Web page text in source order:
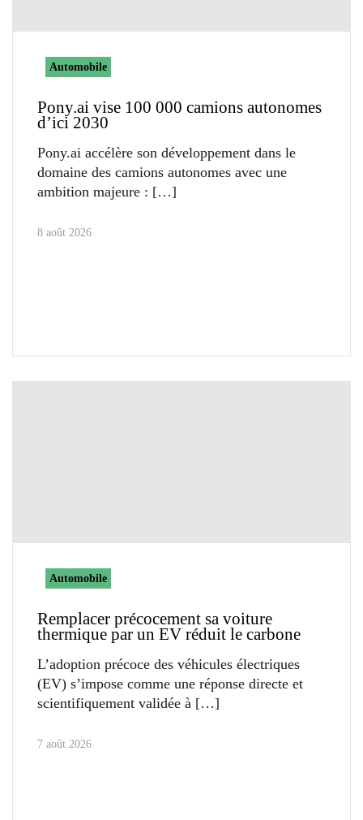
Automobile
Pony.ai vise 100 000 camions autonomes
d’ici 2030
Pony.ai accélère son développement dans le
domaine des camions autonomes avec une
ambition majeure :
8 août 2026
Automobile
Remplacer précocement sa voiture
thermique par un EV réduit le carbone
L’adoption précoce des véhicules électriques
(EV) s’impose comme une réponse directe et
scientifiquement validée à
7 août 2026